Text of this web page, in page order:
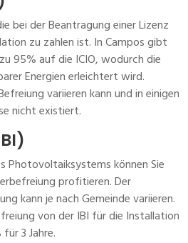
bei der Beantragung einer Lizenz
zu zahlen ist. In Campos gibt
95% auf die ICIO, wodurch die
Energien erleichtert wird.
variieren kann und in einigen
nicht existiert.
Photovoltaiksystems können Sie
profitieren. Der
kann je nach Gemeinde variieren.
von der IBI für die Installation
3 Jahre.